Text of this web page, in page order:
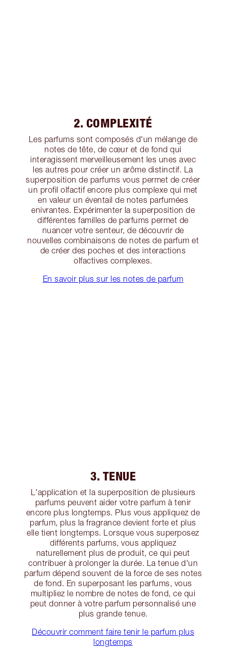
2. COMPLEXITÉ
Les parfums sont composés d'un mélange de
notes de tête, de cœur et de fond qui
interagissent merveilleusement les unes avec
les autres pour créer un arôme distinctif. La
superposition de parfums vous permet de créer
un profil olfactif encore plus complexe qui met
en valeur un éventail de notes parfumées
enivrantes. Expérimenter la superposition de
différentes familles de parfums permet de
nuancer votre senteur, de découvrir de
nouvelles combinaisons de notes de parfum et
de créer des poches et des interactions
olfactives complexes.
En savoir plus sur les notes de parfum
3. TENUE
L'application et la superposition de plusieurs
parfums peuvent aider votre parfum à tenir
encore plus longtemps. Plus vous appliquez de
parfum, plus la fragrance devient forte et plus
elle tient longtemps. Lorsque vous superposez
différents parfums, vous appliquez
naturellement plus de produit, ce qui peut
contribuer à prolonger la durée. La tenue d'un
parfum dépend souvent de la force de ses notes
de fond. En superposant les parfums, vous
multipliez le nombre de notes de fond, ce qui
peut donner à votre parfum personnalisé une
plus grande tenue.
Découvrir comment faire tenir le parfum plus
longtemps